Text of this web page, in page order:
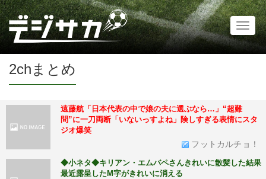
2chまとめ
遠藤航「日本代表の中で娘の夫に選ぶなら…」“超難
問”に一刀両断「いないっすよね」険しすぎる表情にスタ
ジオ爆笑
フットカルチョ！
◆小ネタ◆キリアン・エムバペさんきれいに散髪した結果
最近露呈したM字がきれいに消える